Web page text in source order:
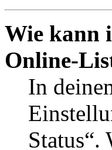
Wie kann
Online-
In
Status“.